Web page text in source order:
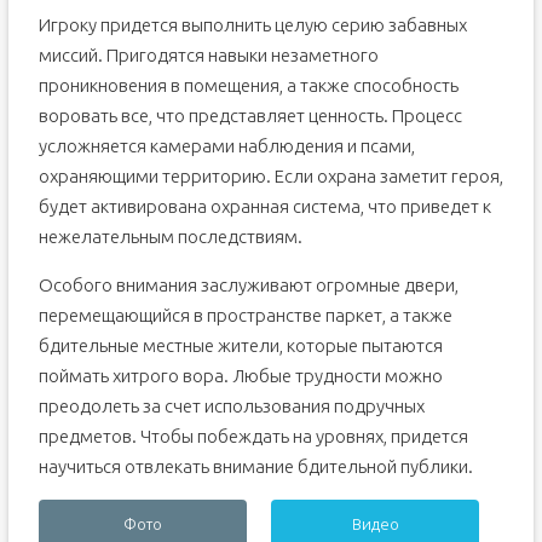
Игроку придется выполнить целую серию забавных
миссий. Пригодятся навыки незаметного
проникновения в помещения, а также способность
воровать все, что представляет ценность. Процесс
усложняется камерами наблюдения и псами,
охраняющими территорию. Если охрана заметит героя,
будет активирована охранная система, что приведет к
нежелательным последствиям.
Особого внимания заслуживают огромные двери,
перемещающийся в пространстве паркет, а также
бдительные местные жители, которые пытаются
поймать хитрого вора. Любые трудности можно
преодолеть за счет использования подручных
предметов. Чтобы побеждать на уровнях, придется
научиться отвлекать внимание бдительной публики.
Фото Видео